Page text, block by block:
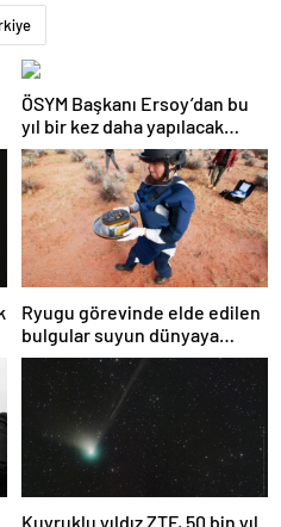
ÖSYM Başkanı Ersoy’dan bu
yıl bir kez daha yapılacak
YDS’ye ilişkin açıklama
Ryugu görevinde elde edilen
bulgular suyun dünyaya
asteroitlerce getirilmiş
olabileceğini gösteriyor
Kuyruklu yıldız ZTF, 50 bin yıl